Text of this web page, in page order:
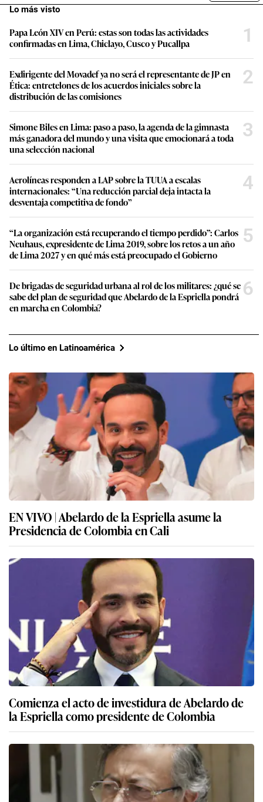
Lo más visto
Papa León XIV en Perú: estas son todas las actividades
confirmadas en Lima, Chiclayo, Cusco y Pucallpa
1
Exdirigente del Movadef ya no será el representante de JP en
Ética: entretelones de los acuerdos iniciales sobre la
distribución de las comisiones
2
Simone Biles en Lima: paso a paso, la agenda de la gimnasta
más ganadora del mundo y una visita que emocionará a toda
una selección nacional
3
Aerolíneas responden a LAP sobre la TUUA a escalas
internacionales: “Una reducción parcial deja intacta la
desventaja competitiva de fondo”
4
“La organización está recuperando el tiempo perdido”: Carlos
Neuhaus, expresidente de Lima 2019, sobre los retos a un año
de Lima 2027 y en qué más está preocupado el Gobierno
5
De brigadas de seguridad urbana al rol de los militares: ¿qué se
sabe del plan de seguridad que Abelardo de la Espriella pondrá
en marcha en Colombia?
6
Lo último en Latinoamérica
EN VIVO | Abelardo de la Espriella asume la
Presidencia de Colombia en Cali
Comienza el acto de investidura de Abelardo de
la Espriella como presidente de Colombia